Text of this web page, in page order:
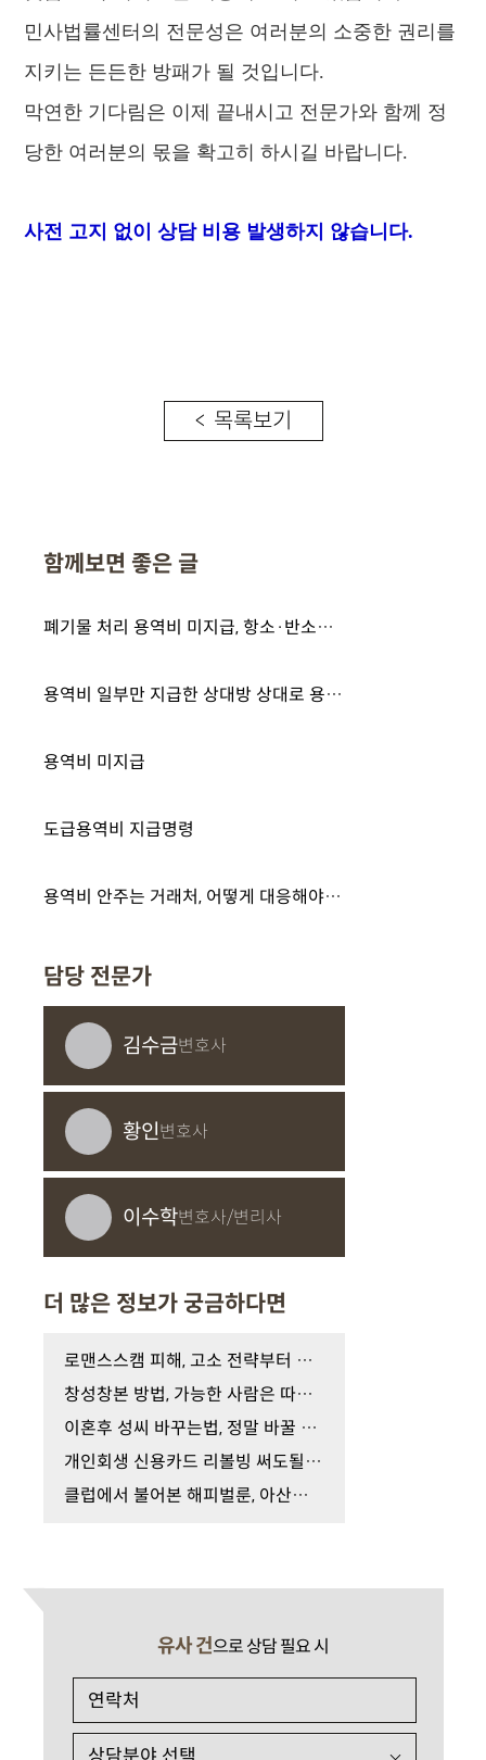
민사법률센터의 전문성은 여러분의 소중한 권리를
지키는 든든한 방패가 될 것입니다.
막연한 기다림은 이제 끝내시고 전문가와 함께 정
당한 여러분의 몫을 확고히 하시길 바랍니다.
사전 고지 없이 상담 비용 발생하지 않습니다.
< 목록보기
함께보면 좋은 글
폐기물 처리 용역비 미지급, 항소·반소까지 모두 기각 이끌어낸 승소 사례
용역비 일부만 지급한 상대방 상대로 용역비 청구 소송 전부 승소한 사례
용역비 미지급
도급용역비 지급명령
용역비 안주는 거래처, 어떻게 대응해야 할까?
담당 전문가
김수금변호사
황인변호사
이수학변호사/변리사
더 많은 정보가 궁금하다면
로맨스스캠 피해, 고소 전략부터 제대로 세워야 하는…
창성창본 방법, 가능한 사람은 따로 있습니다
이혼후 성씨 바꾸는법, 정말 바꿀 수 있을까?
개인회생 신용카드 리볼빙 써도될까요?
클럽에서 불어본 해피벌룬, 아산화질소 흡입 처벌 수…
유사 건으로 상담 필요 시